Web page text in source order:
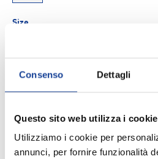
Consenso Dettagli
Questo sito web utilizza i cookie
Utilizziamo i cookie per
annunci, per fornire funzionalità
Size
Q.tà
Aggiungi ai